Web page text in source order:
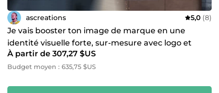
ascreations 5,0 (8)
Je vais booster ton image de marque en une
identité visuelle forte, sur-mesure avec logo et
charte graphique
À partir de 307,27 $US
Budget moyen : 635,75 $US